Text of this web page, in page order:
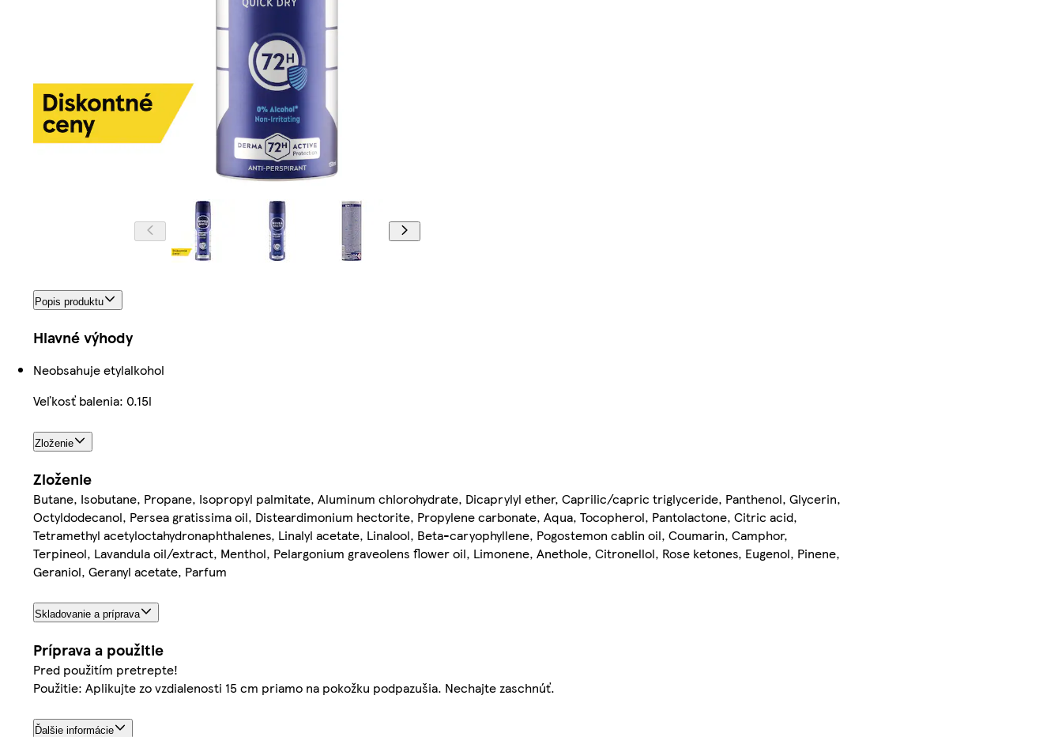
Popis produktu
Hlavné výhody
Neobsahuje etylalkohol
Veľkosť balenia: 0.15l
Zloženie
Zloženie
Butane, Isobutane, Propane, Isopropyl palmitate, Aluminum chlorohydrate, Dicaprylyl ether, Caprilic/capric triglyceride, Panthenol, Glycerin,
Octyldodecanol, Persea gratissima oil, Disteardimonium hectorite, Propylene carbonate, Aqua, Tocopherol, Pantolactone, Citric acid,
Tetramethyl acetyloctahydronaphthalenes, Linalyl acetate, Linalool, Beta-caryophyllene, Pogostemon cablin oil, Coumarin, Camphor,
Terpineol, Lavandula oil/extract, Menthol, Pelargonium graveolens flower oil, Limonene, Anethole, Citronellol, Rose ketones, Eugenol, Pinene,
Geraniol, Geranyl acetate, Parfum
Skladovanie a príprava
Príprava a použitie
Pred použitím pretrepte!
Použitie: Aplikujte zo vzdialenosti 15 cm priamo na pokožku podpazušia. Nechajte zaschnúť.
Ďalšie informácie